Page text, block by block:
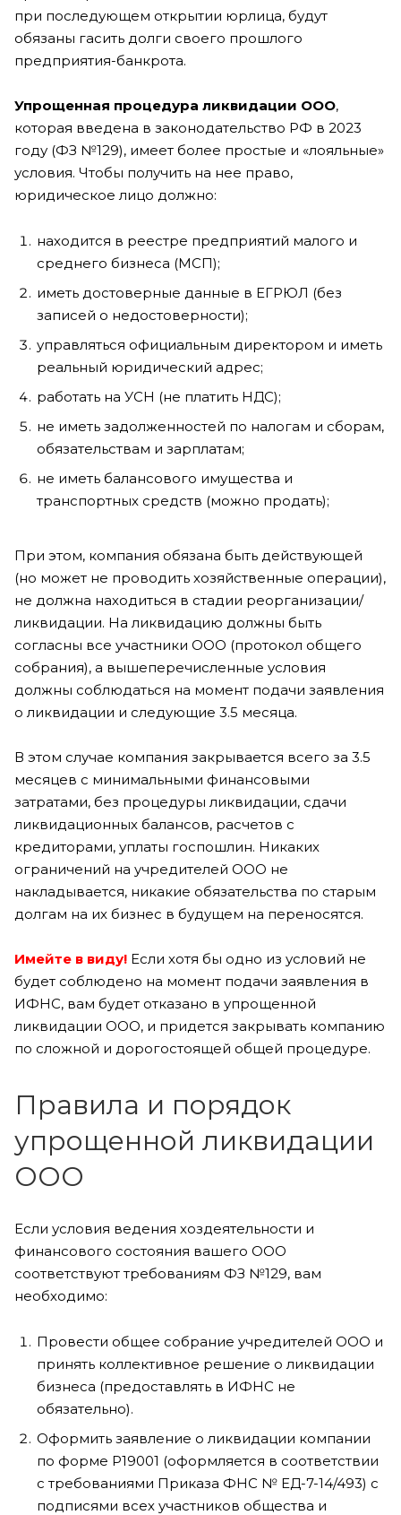
при последующем открытии юрлица, будут
обязаны гасить долги своего прошлого
предприятия-банкрота.
Упрощенная процедура ликвидации ООО,
которая введена в законодательство РФ в 2023
году (ФЗ №129), имеет более простые и «лояльные»
условия. Чтобы получить на нее право,
юридическое лицо должно:
находится в реестре предприятий малого и
среднего бизнеса (МСП);
иметь достоверные данные в ЕГРЮЛ (без
записей о недостоверности);
управляться официальным директором и иметь
реальный юридический адрес;
работать на УСН (не платить НДС);
не иметь задолженностей по налогам и сборам,
обязательствам и зарплатам;
не иметь балансового имущества и
транспортных средств (можно продать);
При этом, компания обязана быть действующей
(но может не проводить хозяйственные операции),
не должна находиться в стадии реорганизации/
ликвидации. На ликвидацию должны быть
согласны все участники ООО (протокол общего
собрания), а вышеперечисленные условия
должны соблюдаться на момент подачи заявления
о ликвидации и следующие 3.5 месяца.
В этом случае компания закрывается всего за 3.5
месяцев с минимальными финансовыми
затратами, без процедуры ликвидации, сдачи
ликвидационных балансов, расчетов с
кредиторами, уплаты госпошлин. Никаких
ограничений на учредителей ООО не
накладывается, никакие обязательства по старым
долгам на их бизнес в будущем на переносятся.
Имейте в виду! Если хотя бы одно из условий не
будет соблюдено на момент подачи заявления в
ИФНС, вам будет отказано в упрощенной
ликвидации ООО, и придется закрывать компанию
по сложной и дорогостоящей общей процедуре.
Правила и порядок
упрощенной ликвидации
ООО
Если условия ведения хоздеятельности и
финансового состояния вашего ООО
соответствуют требованиям ФЗ №129, вам
необходимо:
Провести общее собрание учредителей ООО и
принять коллективное решение о ликвидации
бизнеса (предоставлять в ИФНС не
обязательно).
Оформить заявление о ликвидации компании
по форме Р19001 (оформляется в соответствии
с требованиями Приказа ФНС № ЕД-7-14/493) с
подписями всех участников общества и